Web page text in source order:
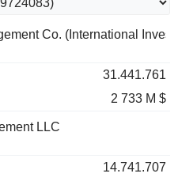
Co. (International
31.441.761
2 733 M $
LLC
14.741.707